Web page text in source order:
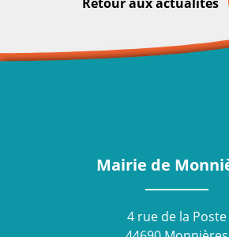
Mairie de
4 rue de la Poste